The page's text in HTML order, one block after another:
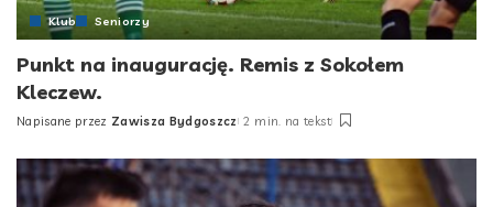
Klub Seniorzy
Punkt na inaugurację. Remis z Sokołem
Kleczew.
Posted
Napisane przez Zawisza Bydgoszcz 2 min. na tekst